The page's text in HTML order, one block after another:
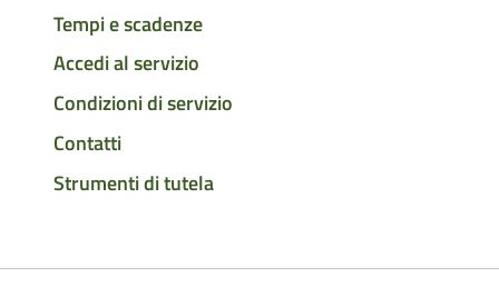
Tempi e scadenze
Accedi al servizio
Condizioni di servizio
Contatti
Strumenti di tutela